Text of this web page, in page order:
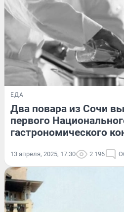
ЕДА
Два повара из Сочи
первого
гастрономического
13 апреля, 2025, 17:30 2 196